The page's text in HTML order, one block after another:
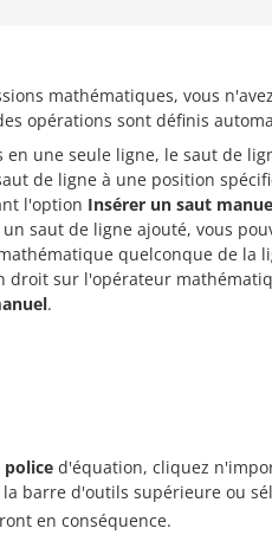
mathématiques, vous
opérations sont définis
une seule ligne, le saut de
de ligne à une position
l'option Insérer un saut
saut de ligne ajouté, vous
quelconque de la
droit sur l'opérateur
.
police d'équation, cliquez
barre d'outils supérieure ou
en conséquence.